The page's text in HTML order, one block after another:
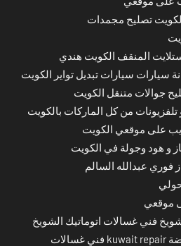
تصليح مجمدات
المنقف الكويت هندي
سيارات سيارات تبديل تواير الكويت
جوالات متنقل الكويت
من كل الماركات بالكويت
على موقعي الكويت
و هود وجولة في الكويت
فوري عبدالله السالم
موقعي
فني غسالات اتوماتيك الشويخ
صيانة غسالة ملابس النهضة kuwait repair فني غسالات